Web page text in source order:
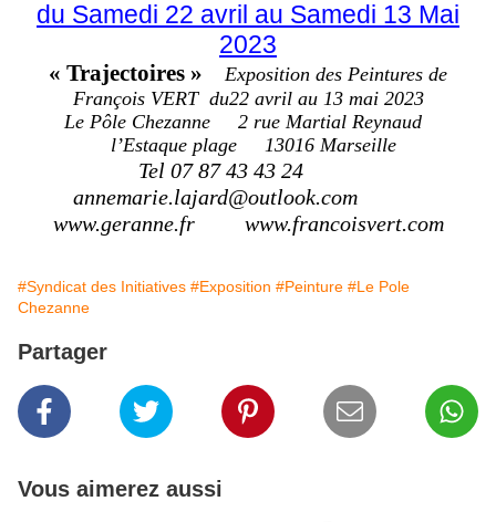
du Samedi 22 avril au Samedi 13 Mai
2023
« Trajectoires » Exposition des Peintures de
François VERT du22 avril au 13 mai 2023
Le Pôle Chezanne
2 rue Martial Reynaud
l’Estaque plage
13016 Marseille
Tel 07 87 43 43 24
annemarie.lajard@outlook.com
www.geranne.fr
www.francoisvert.com
#Syndicat des Initiatives #Exposition #Peinture #Le Pole
Chezanne
Partager
Vous aimerez aussi